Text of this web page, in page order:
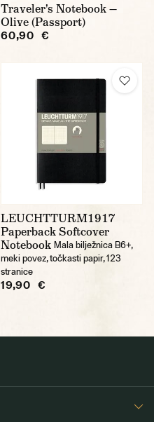
Traveler's Notebook —
Olive (Passport)
60,90 €
LEUCHTTURM1917
Paperback Softcover
Notebook Mala bilježnica B6+,
meki povez, točkasti papir, 123
stranice
19,90 €